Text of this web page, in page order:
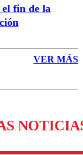
el fin de la
VER MÁS